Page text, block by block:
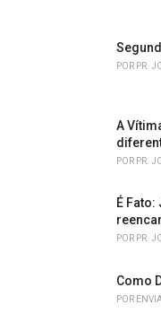
POR PR.
A
POR PR.
É
POR PR.
Como
POR